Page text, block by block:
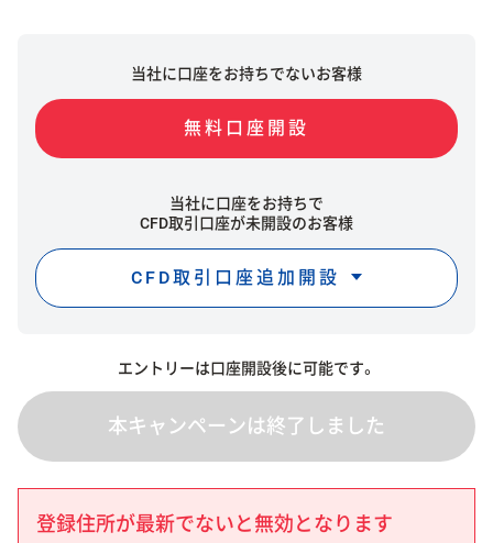
当社に口座をお持ちでないお客様
無料口座開設
当社に口座をお持ちで
CFD取引口座が未開設のお客様
CFD取引口座追加開設
エントリーは口座開設後に可能です。
本キャンペーンは終了しました
登録住所が最新でないと無効となります